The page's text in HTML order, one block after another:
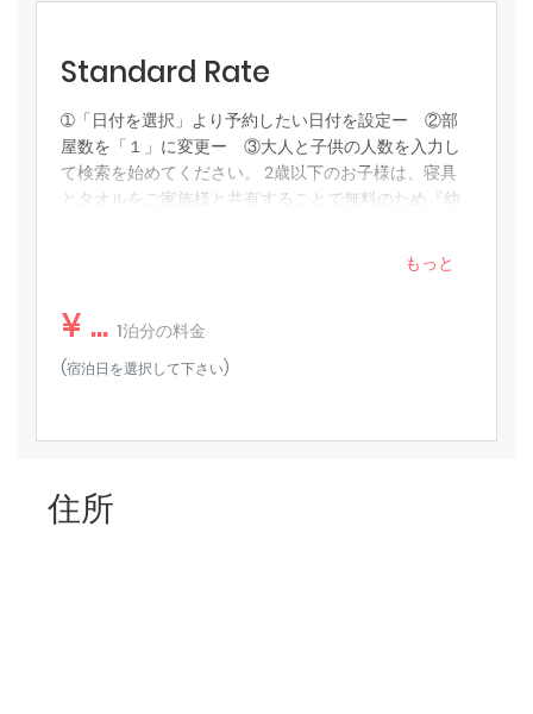
クセントクロスを用いているため、色の違いや雰囲気の違いを楽
楽しんで頂けます。車を４台停めることができます。ご利用者様
が、宿や富士山に魅力を感じ、心に「響く」旅になれば幸いで
テレビ
必需品（タオル、シーツ、石鹸、トイレットペーパー）
施設内の無料駐車場
Standard Rate
➀「日付を選択」より予約したい日付を設定ー ②部
屋数を「１」に変更ー ③大人と子供の人数を入力し
て検索を始めてください。 2歳以下のお子様は、寝具
とタオルをご家族様と共有することで無料のため『幼
もっと
¥ ... 1泊分の料金
(宿泊日を選択して下さい)
住所